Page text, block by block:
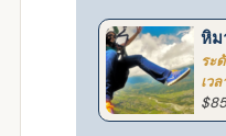
หิม
ระ
เว